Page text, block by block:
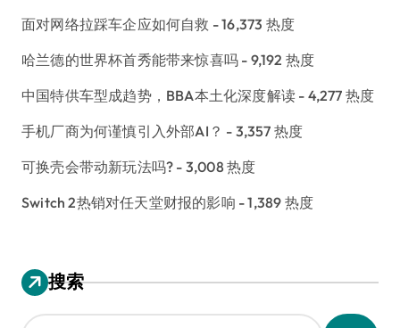
面对网络拉踩车企应如何自救 - 16,373 热度
哈兰德的世界杯首秀能带来惊喜吗 - 9,192 热度
中国特供车型成趋势，BBA本土化深度解读 - 4,277 热度
手机厂商为何谨慎引入外部AI？ - 3,357 热度
可换壳会带动新玩法吗? - 3,008 热度
Switch 2热销对任天堂财报的影响 - 1,389 热度
搜索